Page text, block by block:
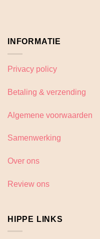
INFORMATIE
Privacy policy
Betaling & verzending
Algemene voorwaarden
Samenwerking
Over ons
Review ons
HIPPE LINKS